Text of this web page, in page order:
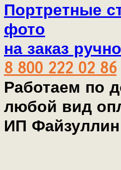
Портретные
фото
на заказ
8 800 222 02 86
Работаем по
любой вид
ИП